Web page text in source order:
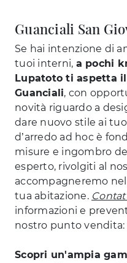
Guanciali San
Se hai intenzione di
tuoi interni, a pochi
Lupatoto ti aspetta
Guanciali, con
novità riguardo a
dare nuovo stile ai
d’arredo ad hoc è
misure e ingombro
esperto, rivolgiti al
accompagneremo
tua abitazione.
informazioni e
nostro punto vendita:
Scopri un'ampia